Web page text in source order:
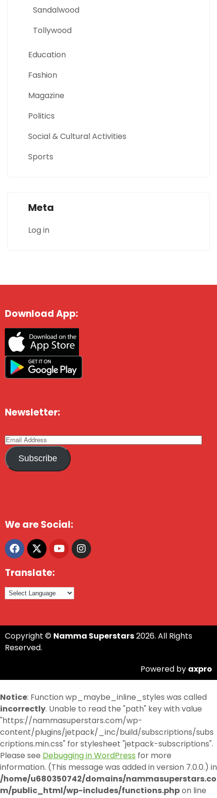
Sandalwood
Tollywood
Education
Fashion
Magazine
Politics
Social & Cultural Activities
Sports
Meta
Log in
Download App:
Newsletter:
Subscribe
We are Social:
Translate:
Copyright © Namma Superstars2026. All Rights
Reserved.
Powered by axpro
Notice: Function wp_maybe_inline_styles was called
incorrectly. Unable to read the "path" key with value
"https://nammasuperstars.com/wp-
content/plugins/jetpack/_inc/build/subscriptions/subs
criptions.min.css" for stylesheet "jetpack-subscriptions".
Please see Debugging in WordPress for more
information. (This message was added in version 7.0.0.) in
/home/u680350742/domains/nammasuperstars.co
m/public_html/wp-includes/functions.phpon line